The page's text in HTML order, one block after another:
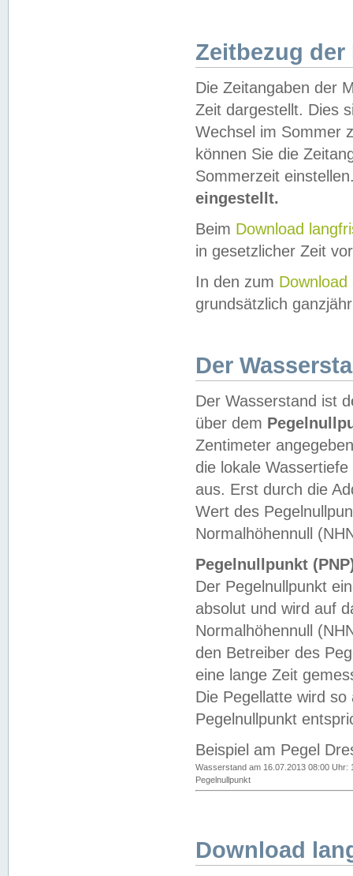
Zeitbezug der
Die Zeitangaben der
Zeit dargestellt. Dies
Wechsel im Sommer
können Sie die
Sommerzeit
eingestellt.
Beim Download
in gesetzlicher Zeit
In den zum Download
grundsätzlich
Der
Der Wasserstand ist
über dem
Zentimeter
die lokale
aus. Erst durch die
Wert des
Normalhöhennull
Pegelnullpunkt
Der Pegelnullpunkt
absolut und wird auf
Normalhöhennull
den Betreiber des
eine lange Zeit
Die Pegellatte wird
Pegelnullpunkt
Beispiel am Pegel
Wasserstand am 16.07.2013 08:00 Uhr:
Pegelnullpunkt
Download